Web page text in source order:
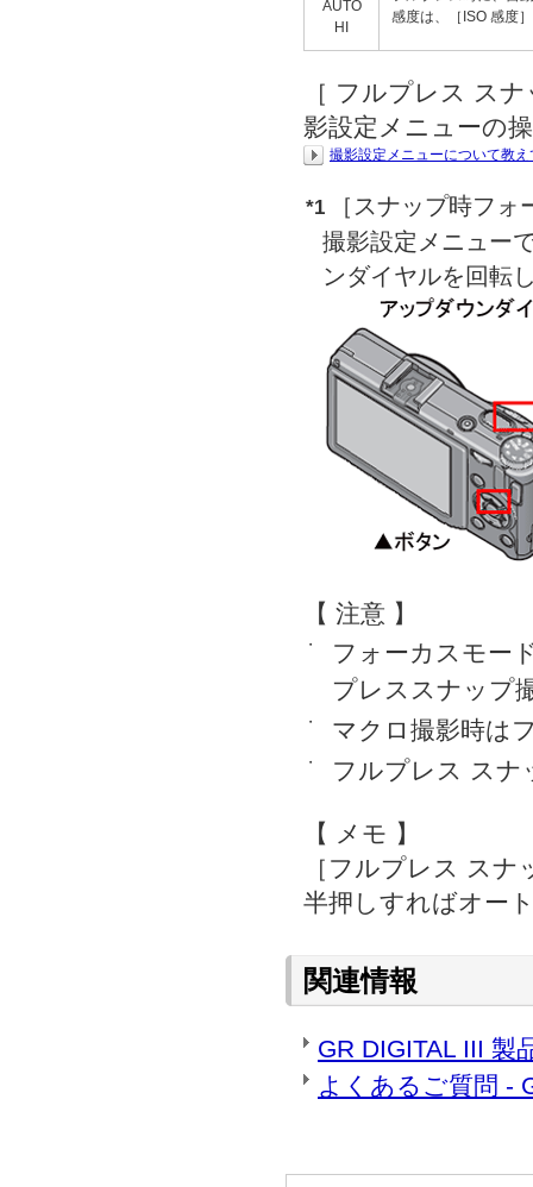
AUTO
HI
感度は、［ISO 感度
［ フルプレス ス
影設定メニューの
撮影設定メニューについて教
*1
［スナップ時フ
撮影設定メニュー
ンダイヤルを回転
【 注意 】
・
フォーカスモー
プレススナップ
・ マクロ撮影時は
・ フルプレス スナ
【 メモ 】
［フルプレス ス
半押しすればオー
関連情報
GR DIGITAL III 製
よくあるご質問 -